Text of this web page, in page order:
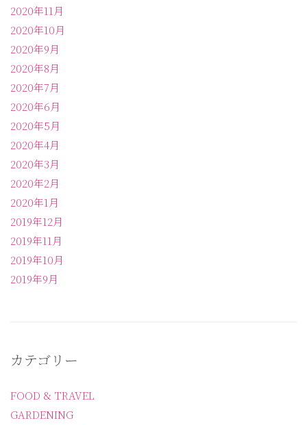
2020年11月
2020年10月
2020年9月
2020年8月
2020年7月
2020年6月
2020年5月
2020年4月
2020年3月
2020年2月
2020年1月
2019年12月
2019年11月
2019年10月
2019年9月
カテゴリー
FOOD & TRAVEL
GARDENING